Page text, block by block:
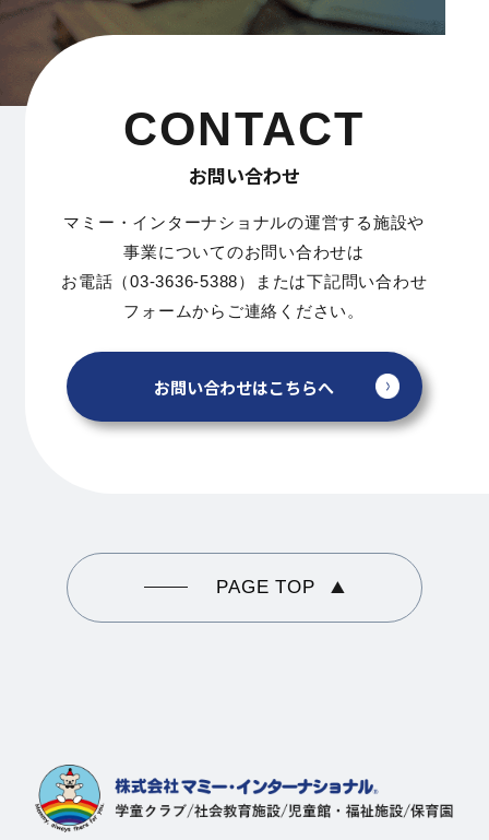
CONTACT
お問い合わせ
マミー・インターナショナルの運営する施設や
事業についてのお問い合わせは
お電話（03-3636-5388）または下記問い合わせ
フォームからご連絡ください。
お問い合わせはこちらへ
PAGE TOP